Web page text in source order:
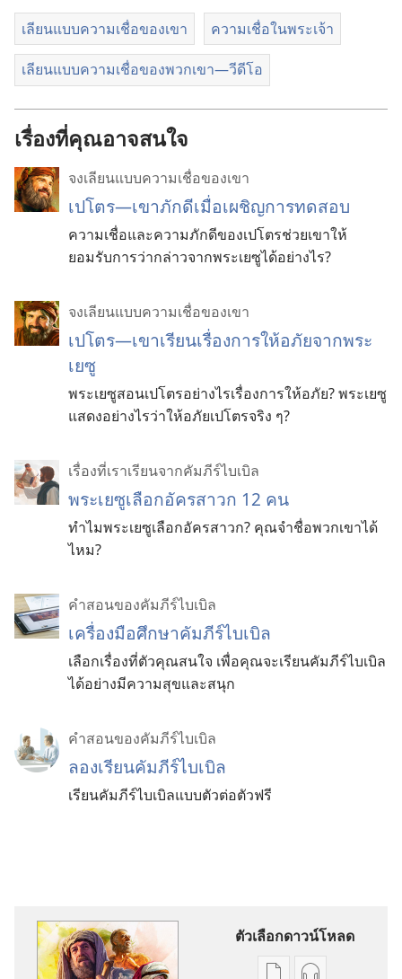
เลียนแบบความเชื่อของเขา ความเชื่อในพระเจ้า
เลียน​แบบ​ความ​เชื่อ​ของ​พวก​เขา—วีดีโอ
เรื่องที่คุณอาจสนใจ
จงเลียนแบบความเชื่อของเขา
เปโตร—เขาภักดีเมื่อเผชิญการทดสอบ
ความเชื่อและความภักดีของเปโตรช่วยเขาให้
ยอมรับการว่ากล่าวจากพระเยซูได้อย่างไร?
จงเลียนแบบความเชื่อของเขา
เปโตร—เขาเรียนเรื่องการให้อภัยจากพระ
เยซู
พระเยซูสอนเปโตรอย่างไรเรื่องการให้อภัย? พระเยซู
แสดงอย่างไรว่าให้อภัยเปโตรจริง ๆ?
เรื่องที่เราเรียนจากคัมภีร์ไบเบิล
พระเยซูเลือกอัครสาวก 12 คน
ทำไมพระเยซูเลือกอัครสาวก? คุณจำชื่อพวกเขาได้
ไหม?
คำสอนของคัมภีร์ไบเบิล
เครื่องมือศึกษาคัมภีร์ไบเบิล
เลือกเรื่องที่ตัวคุณสนใจ เพื่อคุณจะเรียนคัมภีร์ไบเบิล
ได้อย่างมีความสุขและสนุก
คำสอนของคัมภีร์ไบเบิล
ลองเรียนคัมภีร์ไบเบิล
เรียนคัมภีร์ไบเบิลแบบตัวต่อตัวฟรี
ตัวเลือกดาวน์โหลด